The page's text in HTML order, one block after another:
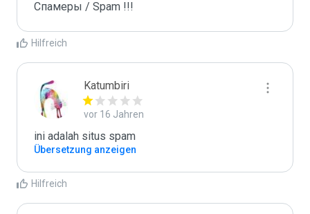
Спамеры / Spam !!!
Hilfreich
Katumbiri
vor 16 Jahren
ini adalah situs spam
Übersetzung anzeigen
Hilfreich